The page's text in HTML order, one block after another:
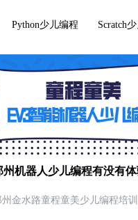
Python少儿编程 Scratch
州机器人少儿编程有没有
州金水路童程童美少儿编程培训